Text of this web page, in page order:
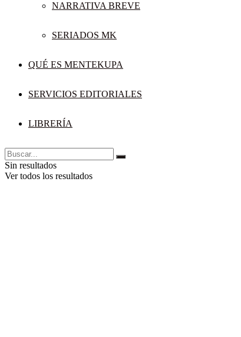
NARRATIVA BREVE
SERIADOS MK
QUÉ ES MENTEKUPA
SERVICIOS EDITORIALES
LIBRERÍA
Sin resultados
Ver todos los resultados